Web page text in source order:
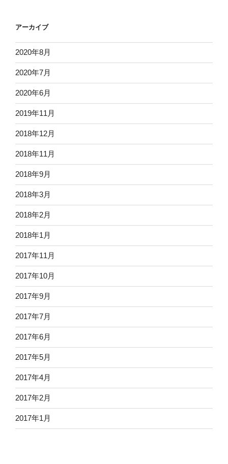
アーカイブ
2020年8月
2020年7月
2020年6月
2019年11月
2018年12月
2018年11月
2018年9月
2018年3月
2018年2月
2018年1月
2017年11月
2017年10月
2017年9月
2017年7月
2017年6月
2017年5月
2017年4月
2017年2月
2017年1月